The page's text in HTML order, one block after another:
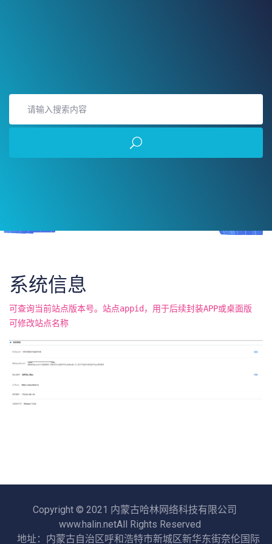
系统信息
可查询当前站点版本号。站点appid，用于后续封装APP或桌面版
可修改站点名称
Copyright © 2021 内蒙古哈林网络科技有限公司
www.halin.netAll Rights Reserved
地址：内蒙古自治区呼和浩特市新城区新华东街奈伦国际